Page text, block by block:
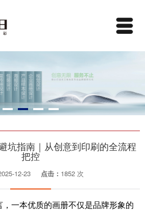
坑指南｜从创意到印刷的全流程
把控
12-23 点击： 1852 次
一本优质的画册不仅是品牌形象的